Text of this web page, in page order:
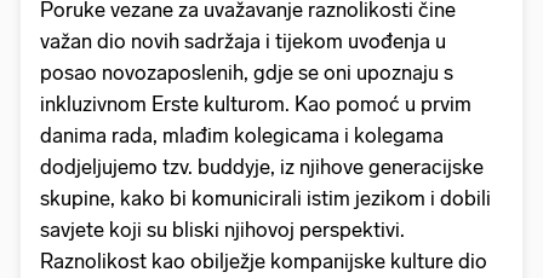
Poruke vezane za uvažavanje raznolikosti čine
važan dio novih sadržaja i tijekom uvođenja u
posao novozaposlenih, gdje se oni upoznaju s
inkluzivnom Erste kulturom. Kao pomoć u prvim
danima rada, mlađim kolegicama i kolegama
dodjeljujemo tzv. buddyje, iz njihove generacijske
skupine, kako bi komunicirali istim jezikom i dobili
savjete koji su bliski njihovoj perspektivi.
Raznolikost kao obilježje kompanijske kulture dio